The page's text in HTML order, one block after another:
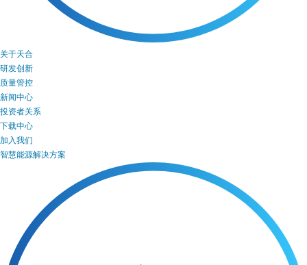
关于天合
研发创新
质量管控
新闻中心
投资者关系
下载中心
加入我们
智慧能源解决方案